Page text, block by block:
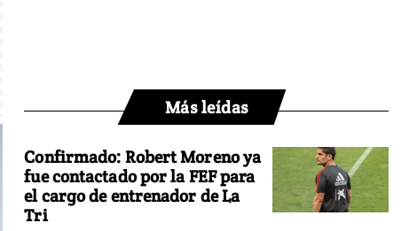
Más leídas
Confirmado: Robert Moreno ya
fue contactado por la FEF para
el cargo de entrenador de La
Tri